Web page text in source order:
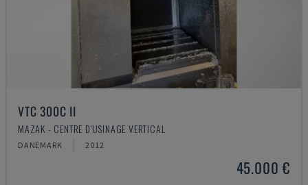
VTC 300C II
MAZAK - CENTRE D'USINAGE VERTICAL
DANEMARK 2012
45.000 €